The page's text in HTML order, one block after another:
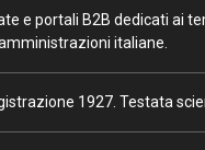
e portali B2B dedicati ai
italiane.
1927. Testata